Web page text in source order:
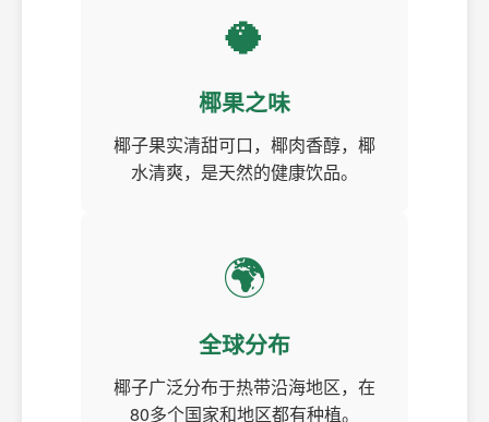
🥥
椰果之味
椰子果实清甜可口，椰肉香醇，椰
水清爽，是天然的健康饮品。
🌍
全球分布
椰子广泛分布于热带沿海地区，在
80多个国家和地区都有种植。